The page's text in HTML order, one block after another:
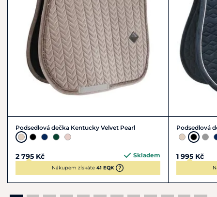
Podsedlová dečka Kentucky Velvet Pearl
2 795 Kč Skladem
Nákupem získáte41 EQK
Podsedlová
1 995 Kč